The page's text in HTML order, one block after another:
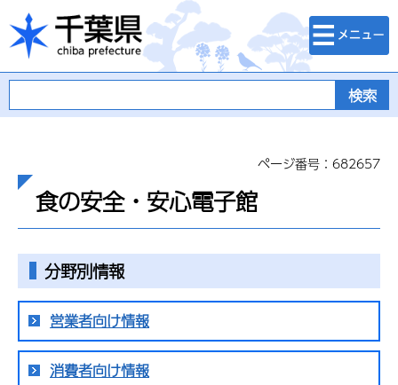
千葉県
検索・メニュ
ー
ページ番号：682657
食の安全・安心電子館
分野別情報
営業者向け情報
消費者向け情報